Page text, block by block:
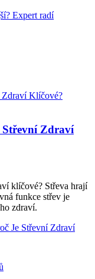
Expert radí
Střevní Zdraví
klíčové? Střeva hrají
funkce střev je
zdraví.
Je Střevní Zdraví